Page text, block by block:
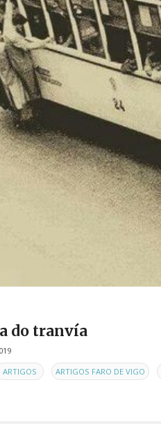
do tranvía
ARTIGOS ARTIGOS FARO DE VIGO